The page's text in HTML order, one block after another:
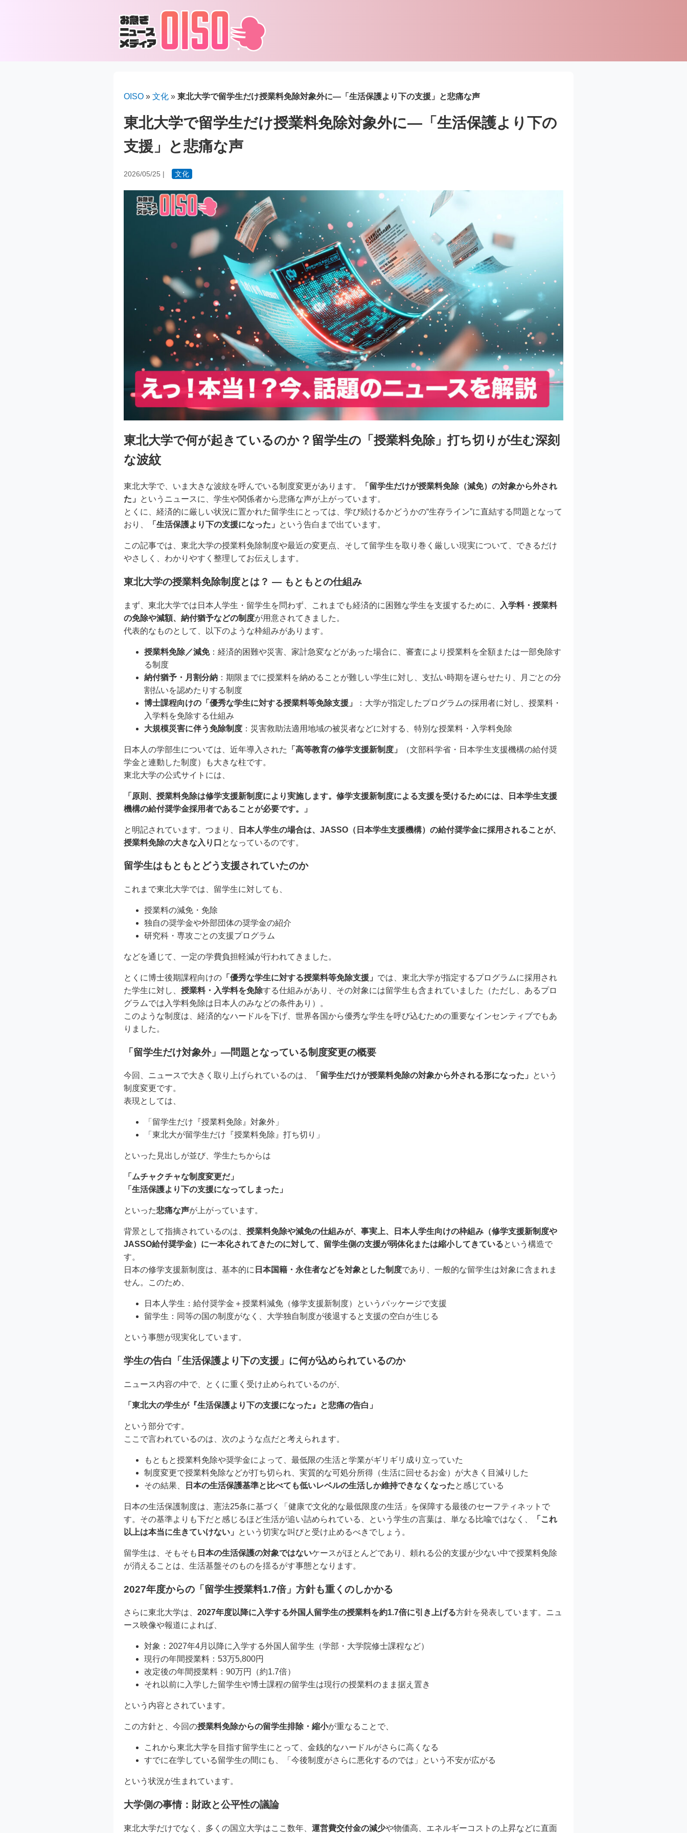
OISO » 文化 » 東北大学で留学生だけ授業料免除対象外に―「生活保護より下の支援」と悲痛な声
東北大学で留学生だけ授業料免除対象外に―「生活保護より下の
支援」と悲痛な声
2026/05/25 | 文化
東北大学で何が起きているのか？留学生の「授業料免除」打ち切りが生む深刻
な波紋
東北大学で、いま大きな波紋を呼んでいる制度変更があります。
「留学生だけが授業料免除（減免）の対象から外され
た」
というニュースに、学生や関係者から悲痛な声が上がっています。
とくに、経済的に厳しい状況に置かれた留学生にとっては、学び続けるかどうかの“生存ライン”に直結する問題となって
おり、
「生活保護より下の支援になった」 という告白まで出ています。
この記事では、東北大学の授業料免除制度や最近の変更点、そして留学生を取り巻く厳しい現実について、できるだけ
やさしく、わかりやすく整理してお伝えします。
東北大学の授業料免除制度とは？ ― もともとの仕組み
まず、東北大学では日本人学生・留学生を問わず、これまでも経済的に困難な学生を支援するために、
入学料・授業料
の免除や減額、納付猶予などの制度が用意されてきました。
代表的なものとして、以下のような枠組みがあります。
授業料免除／減免：経済的困難や災害、家計急変などがあった場合に、審査により授業料を全額または一部免除す
る制度
納付猶予・月割分納 ：期限までに授業料を納めることが難しい学生に対し、支払い時期を遅らせたり、月ごとの分
割払いを認めたりする制度
博士課程向けの「優秀な学生に対する授業料等免除支援」
：大学が指定したプログラムの採用者に対し、授業料・
入学料を免除する仕組み
大規模災害に伴う免除制度 ：災害救助法適用地域の被災者などに対する、特別な授業料・入学料免除
日本人の学部生については、近年導入された 「高等教育の修学支援新制度」
（文部科学省・日本学生支援機構の給付奨
学金と連動した制度）も大きな柱です。
東北大学の公式サイトには、
「原則、授業料免除は修学支援新制度により実施します。修学支援新制度による支援を受けるためには、日本学生支援
機構の給付奨学金採用者であることが必要です。」
と明記されています。つまり、
日本人学生の場合は、JASSO（日本学生支援機構）の給付奨学金に採用されることが、
授業料免除の大きな入り口 となっているのです。
留学生はもともとどう支援されていたのか
これまで東北大学では、留学生に対しても、
授業料の減免・免除
独自の奨学金や外部団体の奨学金の紹介
研究科・専攻ごとの支援プログラム
などを通じて、一定の学費負担軽減が行われてきました。
とくに博士後期課程向けの 「優秀な学生に対する授業料等免除支援」 では、東北大学が指定するプログラムに採用され
た学生に対し、 授業料・入学料を免除する仕組みがあり、その対象には留学生も含まれていました（ただし、あるプロ
グラムでは入学料免除は日本人のみなどの条件あり）。
このような制度は、経済的なハードルを下げ、世界各国から優秀な学生を呼び込むための重要なインセンティブでもあ
りました。
「留学生だけ対象外」―問題となっている制度変更の概要
今回、ニュースで大きく取り上げられているのは、 「留学生だけが授業料免除の対象から外される形になった」
という
制度変更です。
表現としては、
「留学生だけ『授業料免除』対象外」
「東北大が留学生だけ『授業料免除』打ち切り」
といった見出しが並び、学生たちからは
「ムチャクチャな制度変更だ」
「生活保護より下の支援になってしまった」
といった悲痛な声が上がっています。
背景として指摘されているのは、 授業料免除や減免の仕組みが、事実上、日本人学生向けの枠組み（修学支援新制度や
JASSO給付奨学金）に一本化されてきたのに対して、留学生側の支援が弱体化または縮小してきているという構造で
す。
日本の修学支援新制度は、基本的に 日本国籍・永住者などを対象とした制度であり、一般的な留学生は対象に含まれま
せん。このため、
日本人学生：給付奨学金＋授業料減免（修学支援新制度）というパッケージで支援
留学生：同等の国の制度がなく、大学独自制度が後退すると支援の空白が生じる
という事態が現実化しています。
学生の告白「生活保護より下の支援」に何が込められているのか
ニュース内容の中で、とくに重く受け止められているのが、
「東北大の学生が『生活保護より下の支援になった』と悲痛の告白」
という部分です。
ここで言われているのは、次のような点だと考えられます。
もともと授業料免除や奨学金によって、最低限の生活と学業がギリギリ成り立っていた
制度変更で授業料免除などが打ち切られ、実質的な可処分所得（生活に回せるお金）が大きく目減りした
その結果、
日本の生活保護基準と比べても低いレベルの生活しか維持できなくなったと感じている
日本の生活保護制度は、憲法25条に基づく「健康で文化的な最低限度の生活」を保障する最後のセーフティネットで
す。その基準よりも下だと感じるほど生活が追い詰められている、という学生の言葉は、単なる比喩ではなく、
「これ
以上は本当に生きていけない」
という切実な叫びと受け止めるべきでしょう。
留学生は、そもそも 日本の生活保護の対象ではないケースがほとんどであり、頼れる公的支援が少ない中で授業料免除
が消えることは、生活基盤そのものを揺るがす事態となります。
2027年度からの「留学生授業料1.7倍」方針も重くのしかかる
さらに東北大学は、 2027年度以降に入学する外国人留学生の授業料を約1.7倍に引き上げる方針を発表しています。ニュ
ース映像や報道によれば、
対象：2027年4月以降に入学する外国人留学生（学部・大学院修士課程など）
現行の年間授業料：53万5,800円
改定後の年間授業料：90万円（約1.7倍）
それ以前に入学した留学生や博士課程の留学生は現行の授業料のまま据え置き
という内容とされています。
この方針と、今回の授業料免除からの留学生排除・縮小が重なることで、
これから東北大学を目指す留学生にとって、金銭的なハードルがさらに高くなる
すでに在学している留学生の間にも、「今後制度がさらに悪化するのでは」という不安が広がる
という状況が生まれています。
大学側の事情：財政と公平性の議論
東北大学だけでなく、多くの国立大学はここ数年、 運営費交付金の減少や物価高、エネルギーコストの上昇などに直面